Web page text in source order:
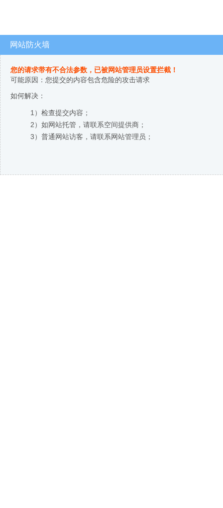
网站防火墙
您的请求带有不合法参数，已被网站管理员设置拦截！
可能原因：您提交的内容包含危险的攻击请求
如何解决：
1）检查提交内容；
2）如网站托管，请联系空间提供商；
3）普通网站访客，请联系网站管理员；